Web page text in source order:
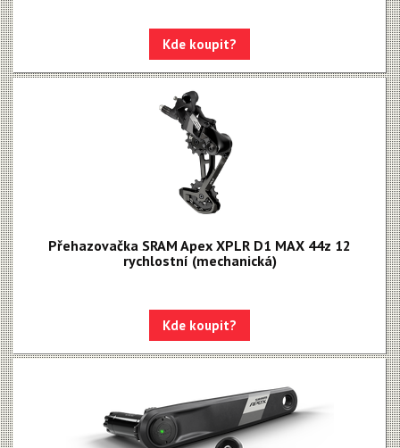
Kde koupit?
Přehazovačka SRAM Apex XPLR D1 MAX 44z 12
rychlostní (mechanická)
Kde koupit?